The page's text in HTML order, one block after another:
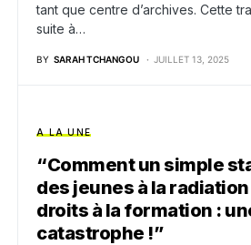
tant que centre d’archives. Cette
suite à…
BY SARAH TCHANGOU JUILLET 13, 2025
A LA UNE
“Comment un simple
des jeunes à la
droits à la formation :
catastrophe !”